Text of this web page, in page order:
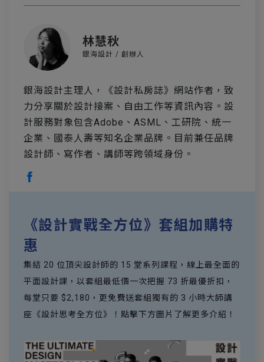
林慧秋
銀海設計 / 創辦人
銀海設計主理人，《設計私房誌》網站作者，致
力分享關於設計接案、自由工作等資訊內容。設
計服務對象包含Adobe、ASML、工研院、統一
企業、國泰人壽等知名企業品牌。目前兼任品牌
設計師、寫作者、講師等跨領域身份。
《設計實戰全方位》套組加購特
惠
集結 20 位頂尖設計師的 15 堂系列課程，線上最全面的
平面設計課，以套組最低價一次把握 73 折最優折扣，
每堂只要 $2,180，更免費送套組獨有的 3 小時大師講
座《設計思考全方位》！點擊下方圖片了解更多介紹！